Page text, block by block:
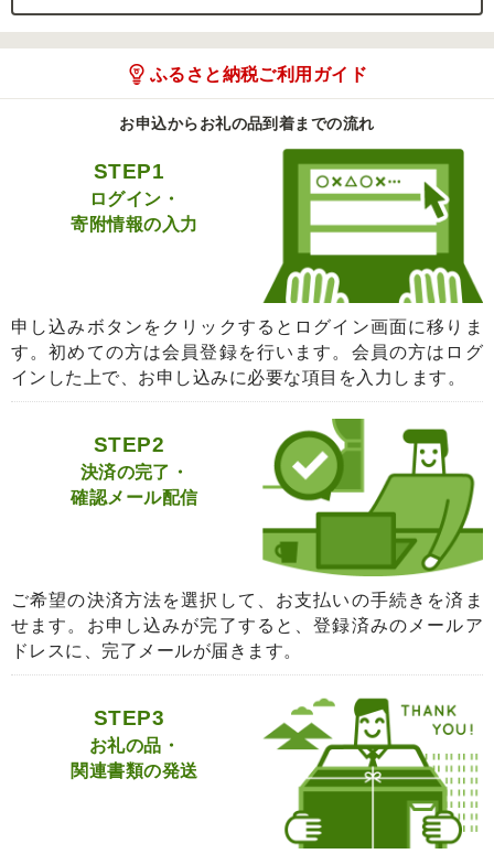
ふるさと納税ご利用ガイド
お申込からお礼の品到着までの流れ
STEP1
ログイン・
寄附情報の入力
申し込みボタンをクリックするとログイン画面に移りま
す。初めての方は会員登録を行います。会員の方はログ
インした上で、お申し込みに必要な項目を入力します。
STEP2
決済の完了・
確認メール配信
ご希望の決済方法を選択して、お支払いの手続きを済ま
せます。お申し込みが完了すると、登録済みのメールア
ドレスに、完了メールが届きます。
STEP3
お礼の品・
関連書類の発送